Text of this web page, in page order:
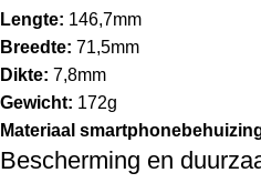
Lengte: 146,7mm
Breedte: 71,5mm
Dikte: 7,8mm
Gewicht: 172g
Materiaal
Bescherming en